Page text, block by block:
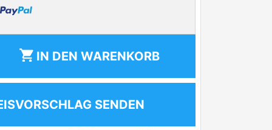
shopping_cart IN DEN WARENKORB
SENDEN